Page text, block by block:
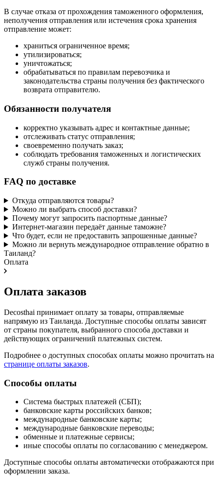
В случае отказа от прохождения таможенного оформления,
неполучения отправления или истечения срока хранения
отправление может:
храниться ограниченное время;
утилизироваться;
уничтожаться;
обрабатываться по правилам перевозчика и
законодательства страны получения без фактического
возврата отправителю.
Обязанности получателя
корректно указывать адрес и контактные данные;
отслеживать статус отправления;
своевременно получать заказ;
соблюдать требования таможенных и логистических
служб страны получения.
FAQ по доставке
Откуда отправляются товары?
Можно ли выбрать способ доставки?
Почему могут запросить паспортные данные?
Интернет-магазин передаёт данные таможне?
Что будет, если не предоставить запрошенные данные?
Можно ли вернуть международное отправление обратно в
Таиланд?
Оплата
Оплата заказов
Decosthai принимает оплату за товары, отправляемые
напрямую из Таиланда. Доступные способы оплаты зависят
от страны покупателя, выбранного способа доставки и
действующих ограничений платежных систем.
Подробнее о доступных способах оплаты можно прочитать на
странице оплаты заказов.
Способы оплаты
Система быстрых платежей (СБП);
банковские карты российских банков;
международные банковские карты;
международные банковские переводы;
обменные и платежные сервисы;
иные способы оплаты по согласованию с менеджером.
Доступные способы оплаты автоматически отображаются при
оформлении заказа.